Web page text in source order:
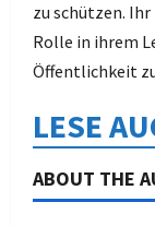
zu schützen.
Rolle in ihrem
Öffentlichkeit
LESE
ABOUT THE